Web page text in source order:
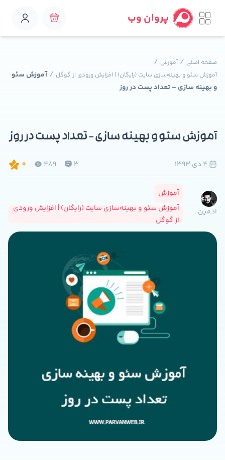
پروان وب
صفحه اصلی /آموزش /
آموزش سئو و بهینه‌سازی سایت (رایگان) | افزایش ورودی از گوگل /آموزش سئو
و بهینه سازی – تعداد پست در روز
3
489
0
آموزش سئو و بهینه سازی – تعداد پست در روز
ادمین
آموزش
آموزش سئو و بهینه‌سازی سایت (رایگان) | افزایش ورودی
از گوگل